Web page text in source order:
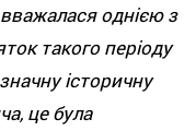
однією з
такого періоду
історичну
це була